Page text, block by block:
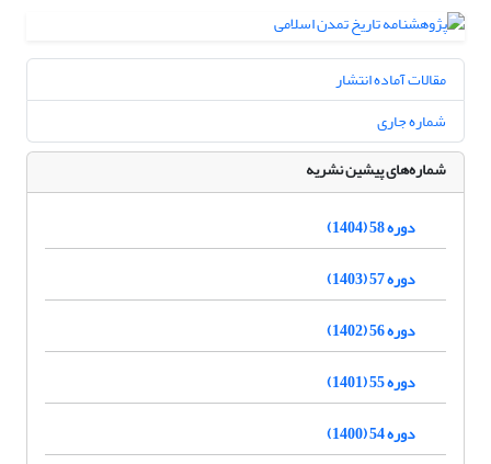
مقالات آماده انتشار
شماره جاری
شماره‌های پیشین نشریه
دوره 58 (1404)
دوره 57 (1403)
دوره 56 (1402)
دوره 55 (1401)
دوره 54 (1400)